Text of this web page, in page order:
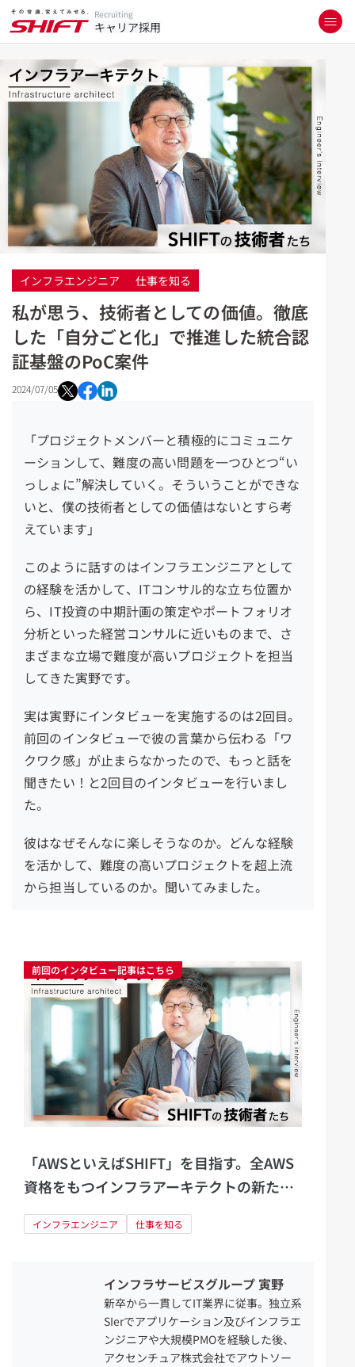
Recruiting
キャリア採用
インフラエンジニア 仕事を知る
私が思う、技術者としての価値。徹底
した「自分ごと化」で推進した統合認
証基盤のPoC案件
2024/07/05
「プロジェクトメンバーと積極的にコミュニケ
ーションして、難度の高い問題を一つひとつ“い
っしょ に”解決していく。そういうことができな
いと、僕の技術者としての価値はないとすら考
えています」
このように話すのはインフラエンジニアとして
の経験を活かして、 ITコンサル的な立ち位置か
ら、 IT投資の中期計画の策定やポートフォリオ
分析といった経営コンサルに近いものまで、さ
まざまな立場で難度が高いプロジェクトを担当
してきた寅野です。
実は寅野にインタビューを実施するのは2回目。
前回のインタビューで彼の言葉から伝わる「ワ
クワク感」が止まらなかったので、もっと話を
聞きたい！と2回目のインタビューを行いまし
た。
彼はなぜそんなに楽しそうなのか。どんな経験
を活かして、難度の高いプロジェクトを超上流
から担当しているのか。聞いてみました。
前回のインタビュー記事はこちら
「AWSといえばSHIFT」を目指す。全AWS
資格をもつインフラアーキテクトの新たな
る挑戦
インフラエンジニア 仕事を知る
インフラサービスグループ 寅野
新卒から一貫してIT業界に従事。独立系
SIerでアプリケーション及びインフラエ
ンジニアや大規模PMOを経験した後、
アクセンチュア株式会社でアウトソー